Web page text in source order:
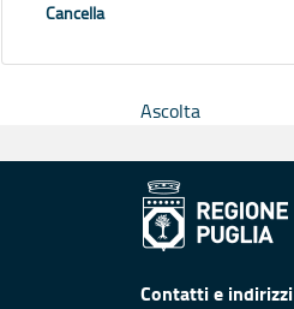
Cancella
Ascolta
Contatti e indirizzi